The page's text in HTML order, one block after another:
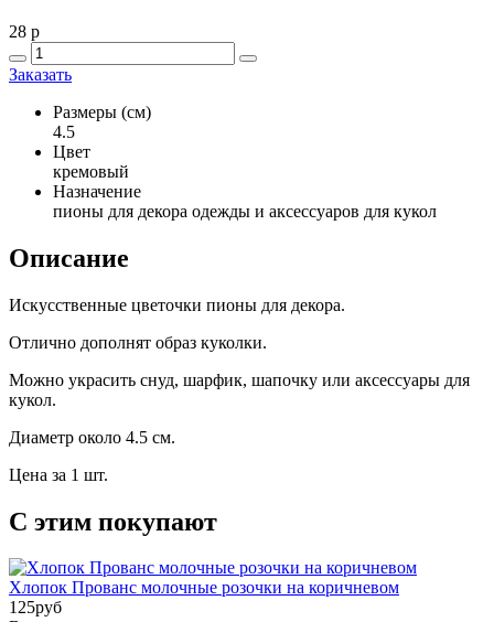
28 p
Заказать
Размеры (см)
4.5
Цвет
кремовый
Назначение
пионы для декора одежды и аксессуаров для кукол
Описание
Искусственные цветочки пионы для декора.
Отлично дополнят образ куколки.
Можно украсить снуд, шарфик, шапочку или аксессуары для
кукол.
Диаметр около 4.5 см.
Цена за 1 шт.
С этим покупают
Хлопок Прованс молочные розочки на коричневом
125pуб